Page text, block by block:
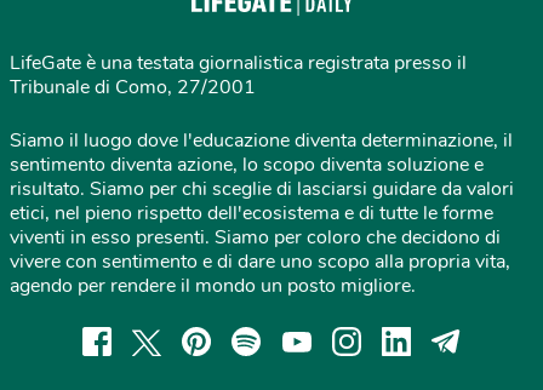
LifeGate è una testata giornalistica registrata presso il
Tribunale di Como, 27/2001
Siamo il luogo dove l'educazione diventa determinazione, il
sentimento diventa azione, lo scopo diventa soluzione e
risultato. Siamo per chi sceglie di lasciarsi guidare da valori
etici, nel pieno rispetto dell'ecosistema e di tutte le forme
viventi in esso presenti. Siamo per coloro che decidono di
vivere con sentimento e di dare uno scopo alla propria vita,
agendo per rendere il mondo un posto migliore.